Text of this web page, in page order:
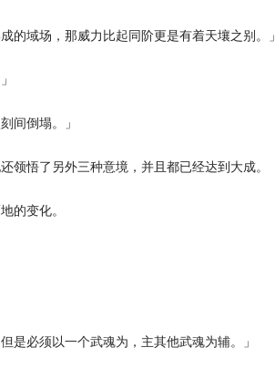
域场，那威力比起同阶更是有着天壤之别。」
间倒塌。」
悟了另外三种意境，并且都已经达到大成。
的变化。
必须以一个武魂为，主其他武魂为辅。」